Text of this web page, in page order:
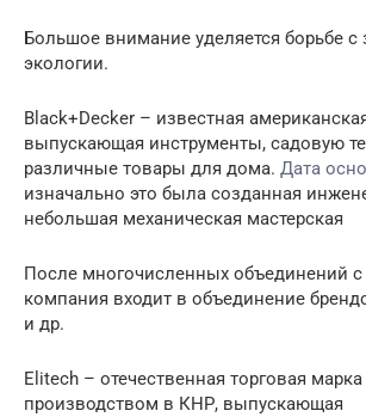
Большое внимание уделяется борьбе с
экологии.
Black+Decker – известная
выпускающая инструменты, садовую
различные товары для дома. Дата
изначально это была созданная
небольшая механическая мастерская
После многочисленных объединений с
компания входит в объединение
и др.
Elitech – отечественная торговая марка
производством в КНР, выпускающая